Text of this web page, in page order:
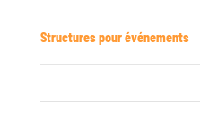
Structures pour événements